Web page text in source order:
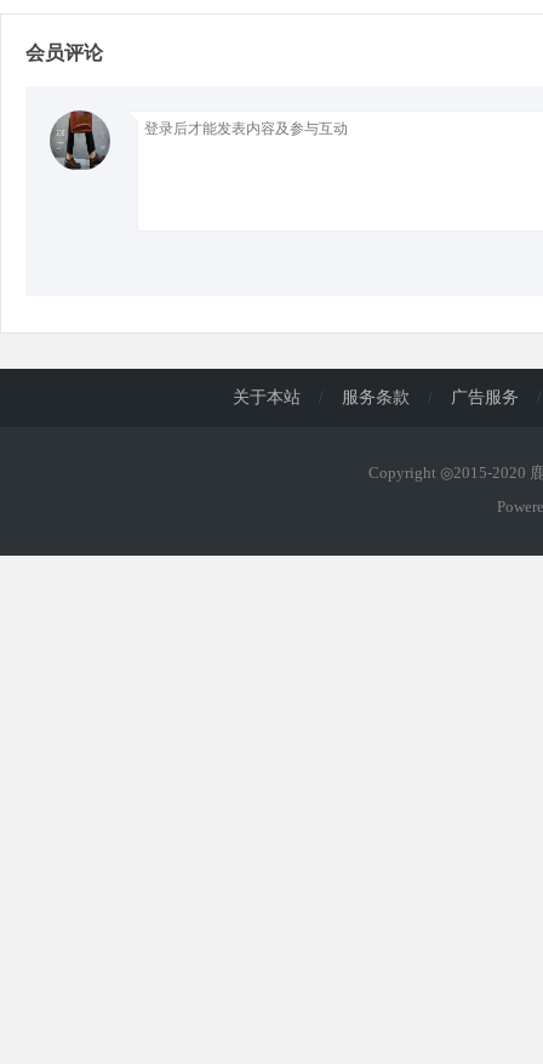
d
会员评论
关于本站 / 服务条款 / 广告服务 /
Copyright ◎2015-2020